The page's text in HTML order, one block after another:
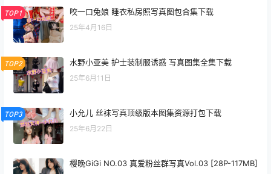
TOP1 咬一口兔娘 睡衣私房照写真图包合集下载
25年4月16日
TOP2 水野小亚美 护士装制服诱惑 写真图集全集下载
25年6月11日
TOP3 小允儿 丝袜写真顶级版本图集资源打包下载
25年6月22日
樱晚GiGi NO.03 真爱粉丝群写真Vol.03 [28P-117MB]